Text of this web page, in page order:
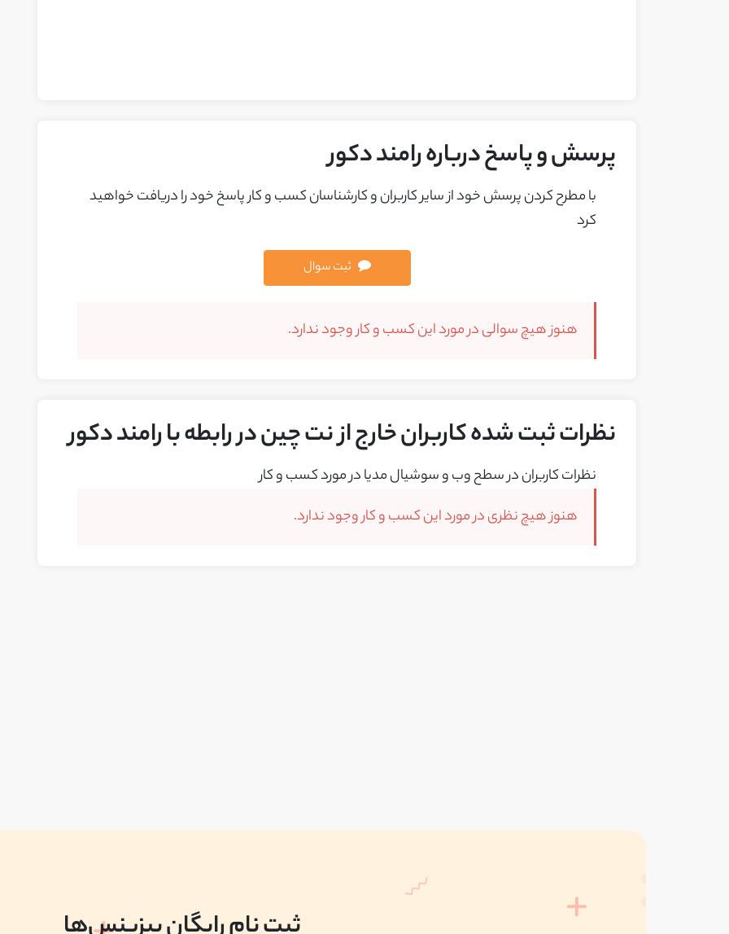
پرسش و پاسخ درباره رامند دکور
با مطرح کردن پرسش خود از ساير کاربران و کارشناسان کسب و کار پاسخ خود را دريافت خواهيد
کرد
ثبت سوال
هنوز هیچ سوالی در مورد این کسب و کار وجود ندارد.
نظرات ثبت شده کاربران خارج از نت چین در رابطه با رامند دکور
نظرات کاربران در سطح وب و سوشیال مدیا در مورد کسب و کار
هنوز هیچ نظری در مورد این کسب و کار وجود ندارد.